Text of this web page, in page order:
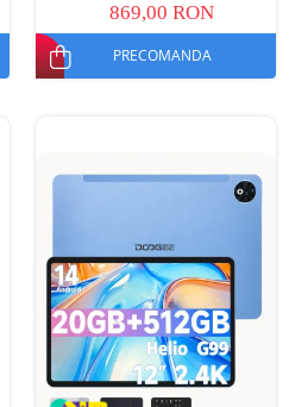
869,00 RON
PRECOMANDA